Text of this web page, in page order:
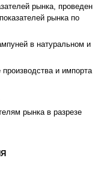
рынка, проведен
рынка по
в натуральном и
и импорта
рынка в разрезе